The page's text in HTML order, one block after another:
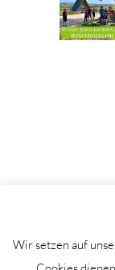
Wir setzen auf